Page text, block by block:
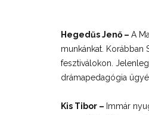
Hegedűs Jenő – A
munkánkat.
fesztiválokon.
drámapedagógia
Kis Tibor – Immár